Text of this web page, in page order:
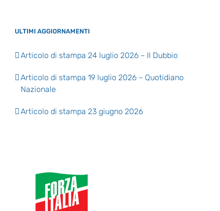
ULTIMI AGGIORNAMENTI
Articolo di stampa 24 luglio 2026 – Il Dubbio
Articolo di stampa 19 luglio 2026 – Quotidiano
Nazionale
Articolo di stampa 23 giugno 2026